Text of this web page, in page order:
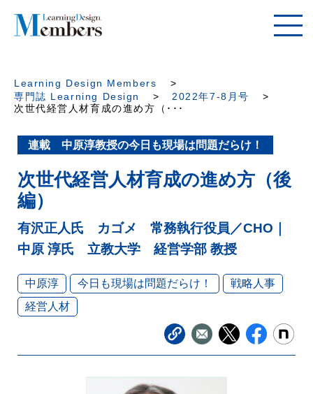
Learning Design Members
専門誌 Learning Design
2022年7-8月号
次世代経営人材育成の進め方（･･･
連載 中原淳教授の今日も現場は問題だらけ！
次世代経営人材育成の進め方（後
編）
有沢正人氏 カゴメ 常務執行役員／CHO｜
中原 淳氏 立教大学 経営学部 教授
中原淳 今日も現場は問題だらけ！
戦略人事
経営人材